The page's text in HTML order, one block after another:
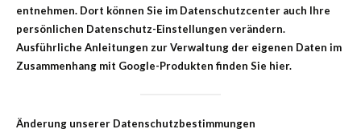
entnehmen. Dort können Sie im Datenschutzcenter auch Ihre
persönlichen Datenschutz-Einstellungen verändern.
Ausführliche Anleitungen zur Verwaltung der eigenen Daten im
Zusammenhang mit Google-Produkten finden Sie hier.
Änderung unserer Datenschutzbestimmungen